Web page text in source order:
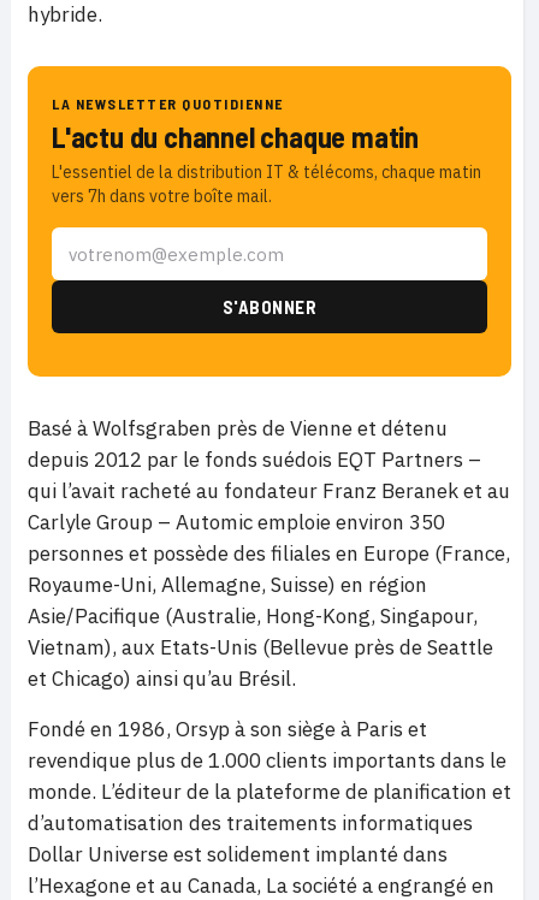
hybride.
LA NEWSLETTER QUOTIDIENNE
L'actu du channel chaque matin
L'essentiel de la distribution IT & télécoms, chaque matin
vers 7h dans votre boîte mail.
Basé à Wolfsgraben près de Vienne et détenu
depuis 2012 par le fonds suédois EQT Partners –
qui l’avait racheté au fondateur Franz Beranek et au
Carlyle Group – Automic emploie environ 350
personnes et possède des filiales en Europe (France,
Royaume-Uni, Allemagne, Suisse) en région
Asie/Pacifique (Australie, Hong-Kong, Singapour,
Vietnam), aux Etats-Unis (Bellevue près de Seattle
et Chicago) ainsi qu’au Brésil.
Fondé en 1986, Orsyp à son siège à Paris et
revendique plus de 1.000 clients importants dans le
monde. L’éditeur de la plateforme de planification et
d’automatisation des traitements informatiques
Dollar Universe est solidement implanté dans
l’Hexagone et au Canada, La société a engrangé en